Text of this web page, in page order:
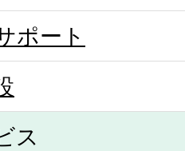
ポート
ス